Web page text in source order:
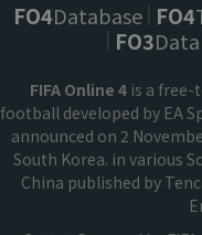
FO4Database FO4
FO3
FIFA Online 4 is a
football developed by EA
announced on 2
South Korea. in various
China published by